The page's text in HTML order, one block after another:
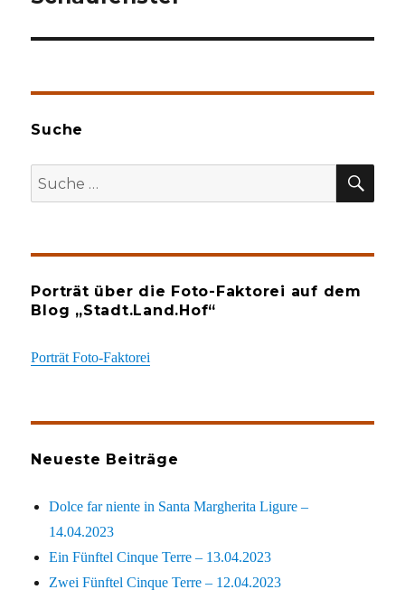
Suche
Suche
nach:
Porträt über die Foto-Faktorei auf dem
Blog „Stadt.Land.Hof“
Porträt Foto-Faktorei
Neueste Beiträge
Dolce far niente in Santa Margherita Ligure –
14.04.2023
Ein Fünftel Cinque Terre – 13.04.2023
Zwei Fünftel Cinque Terre – 12.04.2023